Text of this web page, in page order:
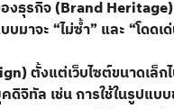
ธุรกิจ (Brand Heritage)
าจะ “ไม่ซ้ำ” และ “โดดเ
ตั้งแต่เว็บไซต์ขนาดเล็
ทัล เช่น การใช้ในรูปแบ